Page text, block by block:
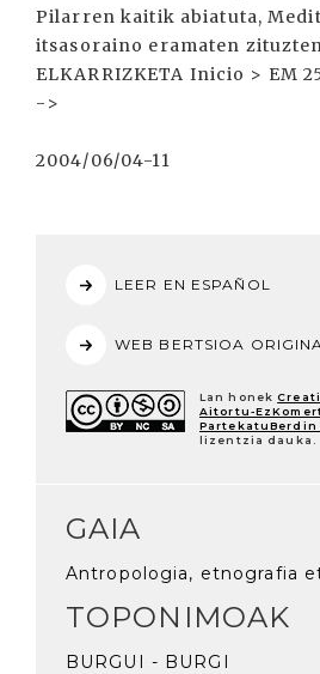
Pilarren kaitik abiatuta,
itsasoraino eramaten
ELKARRIZKETA Inicio > EM
->
2004/06/04-11
LEER EN ESPAÑOL
WEB BERTSIOA
Lan honek
Aitortu-
PartekatuBerdin
lizentzia dauka.
GAIA
Antropologia, etnografia
TOPONIMOAK
BURGUI - BURGI